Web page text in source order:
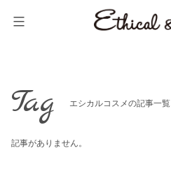
Tag エシカルコスメの記事一覧
記事がありません。